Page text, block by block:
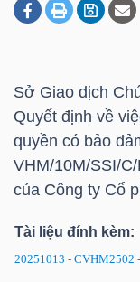
Sở Giao dịch
Quyết định về
quyền có bảo
VHM/10M/SSI/
của Công ty Cổ
Tài liệu đính kèm:
20251013 - CVHM2502
BẤT
ĐỘNG